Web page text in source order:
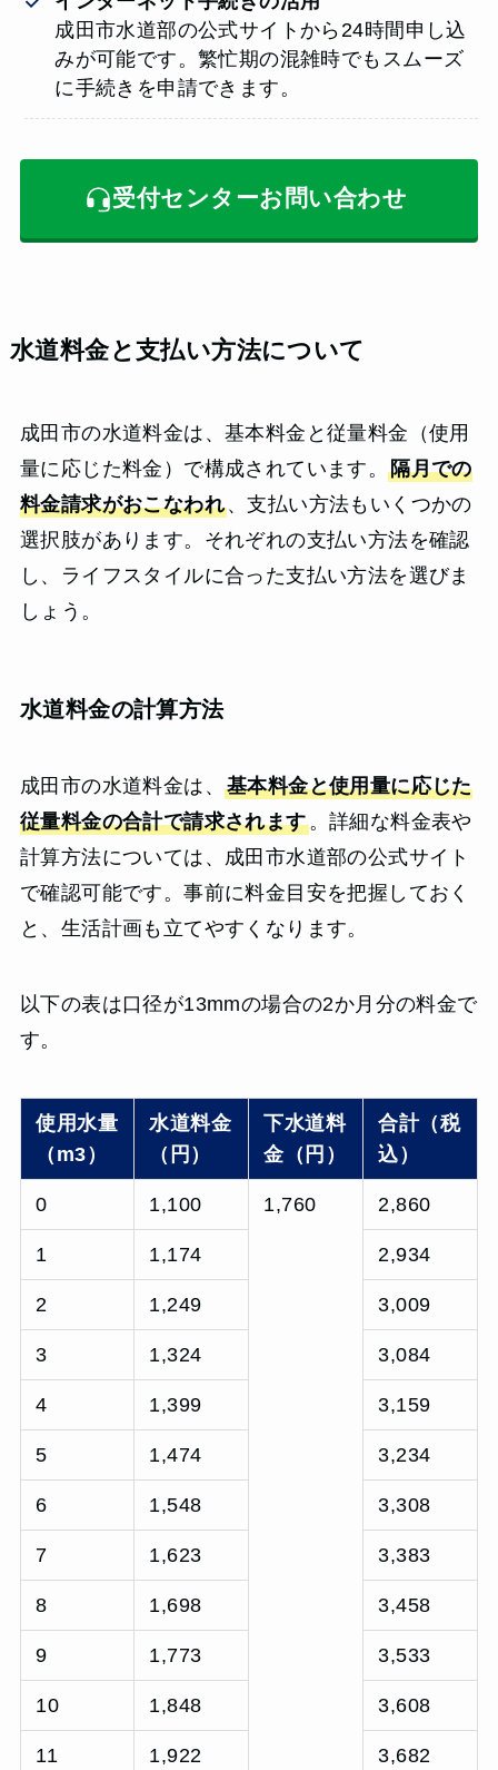
成田市水道部の公式サイトから24時間申し込
みが可能です。繁忙期の混雑時でもスムーズ
に手続きを申請できます。
受付センターお問い合わせ
水道料金と支払い方法について
成田市の水道料金は、基本料金と従量料金（使用
量に応じた料金）で構成されています。隔月での
料金請求がおこなわれ、支払い方法もいくつかの
選択肢があります。それぞれの支払い方法を確認
し、ライフスタイルに合った支払い方法を選びま
しょう。
水道料金の計算方法
成田市の水道料金は、 基本料金と使用量に応じた
従量料金の合計で請求されます。詳細な料金表や
計算方法については、成田市水道部の公式サイト
で確認可能です。事前に料金目安を把握しておく
と、生活計画も立てやすくなります。
以下の表は口径が13mmの場合の2か月分の料金で
す。
使用水量
（m3）
水道料金
（円）
下水道料
金（円）
合計（税
込）
0 1,100 1,760 2,860
1 1,174 2,934
2 1,249 3,009
3 1,324 3,084
4 1,399 3,159
5 1,474 3,234
6 1,548 3,308
7 1,623 3,383
8 1,698 3,458
9 1,773 3,533
10 1,848 3,608
11 1,922 3,682